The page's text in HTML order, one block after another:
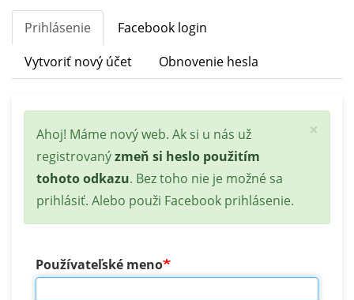
Primary
tabs
Prihlásenie (aktívna
karta)
Facebook login
Vytvoriť nový účet
Obnovenie hesla
×
Stavová
správa
Ahoj! Máme nový web. Ak si u nás už
registrovanýzmeň si heslo použitím
tohoto odkazu. Bez toho nie je možné sa
prihlásiť. Alebo použi Facebook prihlásenie.
Používateľské meno